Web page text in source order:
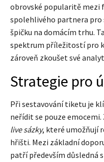
obrovské popularitě mezi
spolehlivého partnera pro
špičku na domácím trhu.
spektrum příležitostí pro
zároveň zkoušet své
Strategie pro
Při sestavování tiketu je
neřídit se pouze
live sázky, které umožňují
hřišti. Mezi základní
patří především důsledná